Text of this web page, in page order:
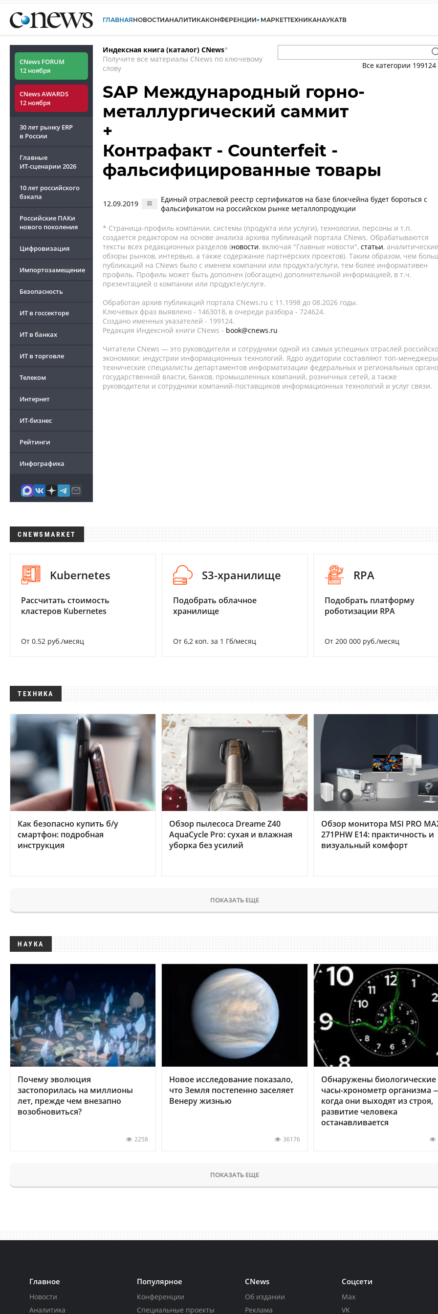
ГЛАВНАЯНОВОСТИАНАЛИТИКАКОНФЕРЕНЦИИ МАРКЕТТЕХНИКАНАУКАТВ
CNews FORUM
12 ноября
CNews AWARDS
12 ноября
30 лет рынку ERP
в России
Главные
ИТ-сценарии 2026
10 лет российского
бэкапа
Российские ПАКи
нового поколения
Цифровизация
Импортозамещение
Безопасность
ИТ в госсекторе
ИТ в банках
ИТ в торговле
Телеком
Интернет
ИТ-бизнес
Рейтинги
Инфографика
Индексная книга (каталог) CNews*
Получите все материалы CNews по ключевому
слову
Все категории 199124
SAP Международный горно-
металлургический саммит
+
Контрафакт - Counterfeit -
фальсифицированные товары
12.09.2019
Единый отраслевой реестр сертификатов на базе блокчейна будет бороться с
фальсификатом на российском рынке металлопродукции
* Страница-профиль компании, системы (продукта или услуги), технологии, персоны и т.п.
создается редактором на основе анализа архива публикаций портала CNews. Обрабатываются
тексты всех редакционных разделов (новости, включая "Главные новости", статьи, аналитические
обзоры рынков, интервью, а также содержание партнёрских проектов). Таким образом, чем
публикаций на CNews было с именем компании или продукта/услуги, тем более информативен
профиль. Профиль может быть дополнен (обогащен) дополнительной информацией, в т.ч.
презентацией о компании или продукте/услуге.
Обработан архив публикаций портала CNews.ru c 11.1998 до 08.2026 годы.
Ключевых фраз выявлено - 1463018, в очереди разбора - 724624.
Создано именных указателей - 199124.
Редакция Индексной книги CNews - book@cnews.ru
Читатели CNews — это руководители и сотрудники одной из самых успешных отраслей
экономики: индустрии информационных технологий. Ядро аудитории составляют топ-
технические специалисты департаментов информатизации федеральных и региональных
государственной власти, банков, промышленных компаний, розничных сетей, а также
руководители и сотрудники компаний-поставщиков информационных технологий и услуг связи.
CNEWSMARKET
Kubernetes
Рассчитать стоимость
кластеров Kubernetes
От 0.52 руб./месяц
S3-хранилище
Подобрать облачное
хранилище
От 6,2 коп. за 1 Гб/месяц
RPA
Подобрать платформу
роботизации RPA
От 200 000 руб./месяц
ТЕХНИКА
Как безопасно купить б/у
смартфон: подробная
инструкция
Обзор пылесоса Dreame Z40
AquaCycle Pro: сухая и влажная
уборка без усилий
Обзор монитора MSI PRO
271PHW E14: практичность и
визуальный комфорт
ПОКАЗАТЬ ЕЩЕ
НАУКА
Почему эволюция
застопорилась на миллионы
лет, прежде чем внезапно
возобновиться?
2258
Новое исследование показало,
что Земля постепенно заселяет
Венеру жизнью
36176
Обнаружены биологические
часы-хронометр организма
когда они выходят из строя,
развитие человека
останавливается
ПОКАЗАТЬ ЕЩЕ
Главное
Новости
Аналитика
Популярное
Конференции
Специальные проекты
CNews
Об издании
Реклама
Соцсети
Max
VK